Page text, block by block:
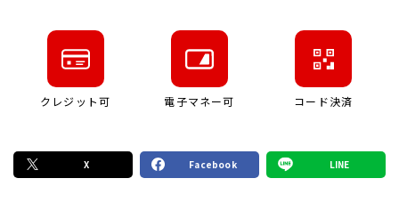
クレジット可 電子マネー可 コード決済
X Facebook LINE